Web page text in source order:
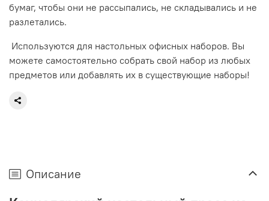
бумаг, чтобы они не рассыпались, не складывались и не
разлетались.
Используются для настольных офисных наборов. Вы
можете самостоятельно собрать свой набор из любых
предметов или добавлять их в существующие наборы!
Описание